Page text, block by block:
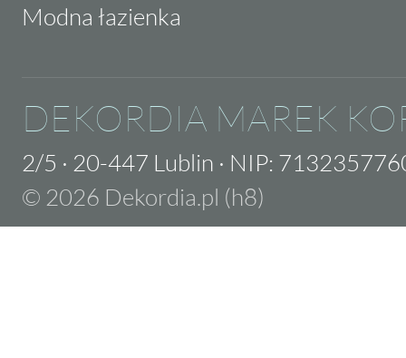
Modna łazienka
DEKORDIA MAREK
2/5 · 20-447 Lublin · NIP:
© 2026 Dekordia.pl (h8)